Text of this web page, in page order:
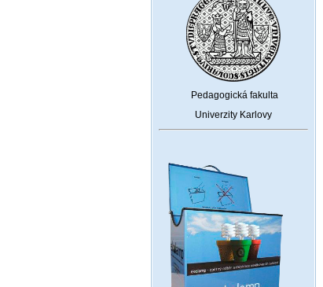
Pedagogická fakulta
Univerzity Karlovy